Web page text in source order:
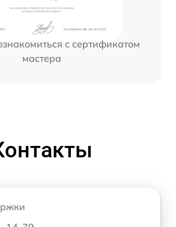
с сертификатом
мастера